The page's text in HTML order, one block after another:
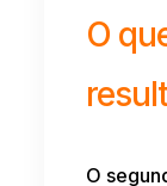
O
O